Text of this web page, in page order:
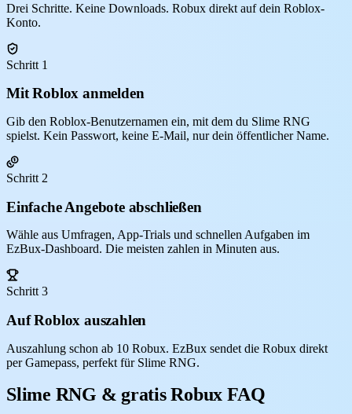
Drei Schritte. Keine Downloads. Robux direkt auf dein Roblox-
Konto.
Schritt 1
Mit Roblox anmelden
Gib den Roblox-Benutzernamen ein, mit dem du Slime RNG
spielst. Kein Passwort, keine E-Mail, nur dein öffentlicher Name.
Schritt 2
Einfache Angebote abschließen
Wähle aus Umfragen, App-Trials und schnellen Aufgaben im
EzBux-Dashboard. Die meisten zahlen in Minuten aus.
Schritt 3
Auf Roblox auszahlen
Auszahlung schon ab 10 Robux. EzBux sendet die Robux direkt
per Gamepass, perfekt für Slime RNG.
Slime RNG & gratis Robux FAQ